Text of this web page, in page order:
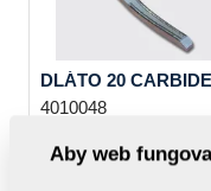
DLÁTO 20
4010048
Aby web